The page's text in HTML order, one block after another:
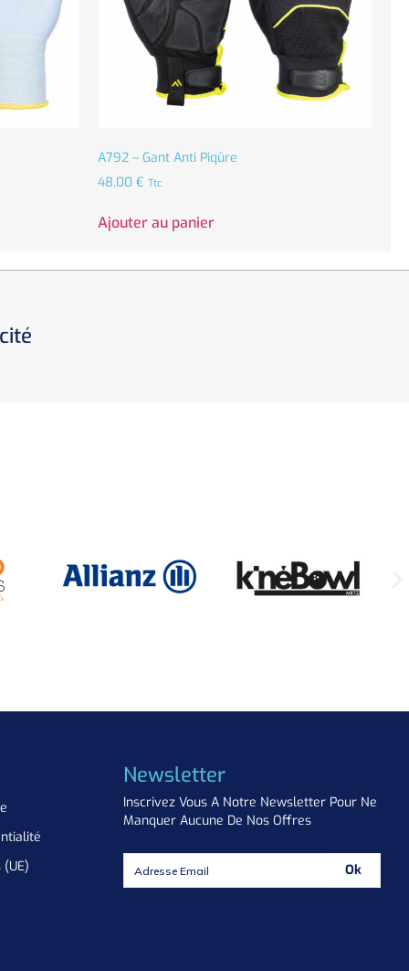
A792 – Gant Anti Piqûre
48,00 € Ttc
Ajouter au panier
Newsletter
Inscrivez Vous A Notre Newsletter Pour Ne
Manquer Aucune De Nos Offres
Ok